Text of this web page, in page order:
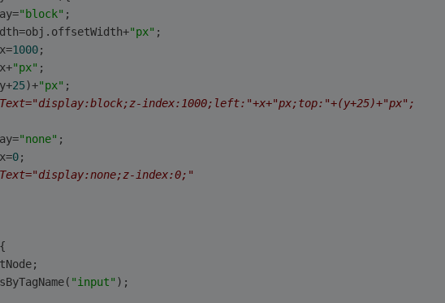
"block" ;
"px" ;
1000;
"px" ;
25)+"px" ;
index:1000;left:"+x+"px;top:"+(y+25)+"px";
"none" ;
0;
index:0;"
{
"input" );